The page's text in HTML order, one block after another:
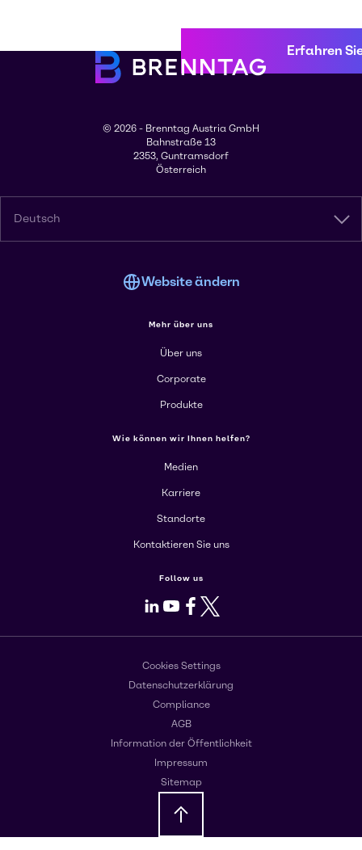
Erfahren
© 2026 - Brenntag Austria GmbH
Bahnstraße 13
2353, Guntramsdorf
Österreich
Deutsch
Website ändern
Mehr über uns
Über uns
Corporate
Produkte
Wie können wir Ihnen helfen?
Medien
Karriere
Standorte
Kontaktieren Sie uns
Follow us
LinkedIn
Youtube
Facebook
X
Cookies Settings
Datenschutzerklärung
Compliance
AGB
Information der Öffentlichkeit
Impressum
Sitemap